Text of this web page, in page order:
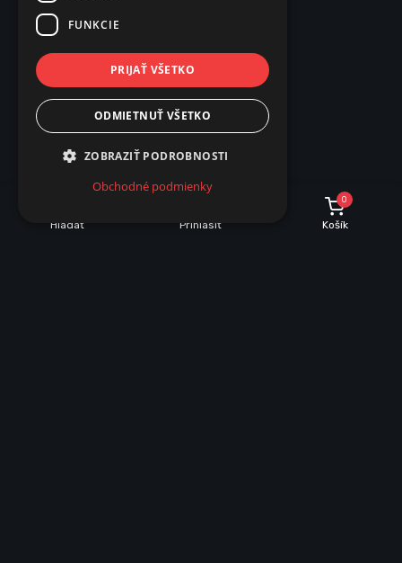
Hľadať Prihlásiť
0
Košík
FUNKCIE
PRIJAŤ VŠETKO
ODMIETNUŤ VŠETKO
ZOBRAZIŤ PODROBNOSTI
Obchodné podmienky